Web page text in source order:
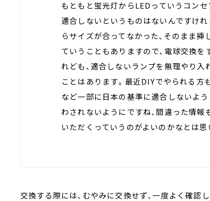
もともと蛍光灯からLEDっていうコン
適合しないというものはないんですけ
らサイズが合ってなかった、そのまま
ていうこともありますので、電球交換
れども、適合しないランプを無理やり入
ことはあります。最近DIYでやられる方
など一部に日本の基準に適合しないよ
わされないようにですね、間違った情報
いただくっていうのがよいのかなとは思
交換する際には、むやみに交換せず、一度よく確認し